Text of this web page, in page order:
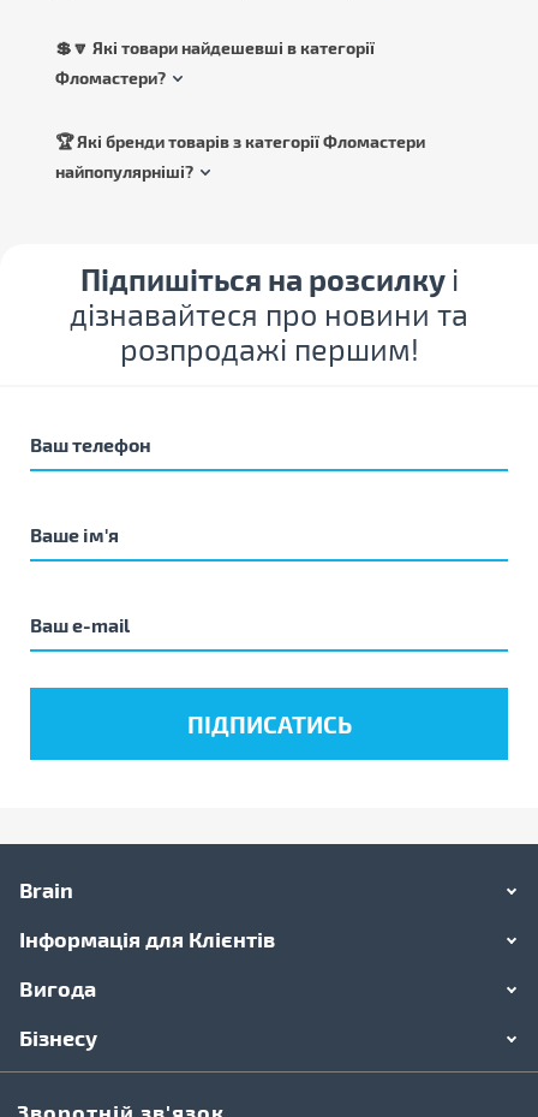
💲🔽 Які товари найдешевші в категорії
Фломастери?
🏆 Які бренди товарів з категорії Фломастери
найпопулярніші?
Підпишіться на розсилку і
дізнавайтеся про новини та
розпродажі першим!
Brain
Інформація для Клієнтів
Вигода
Бізнесу
Зворотній зв'язок